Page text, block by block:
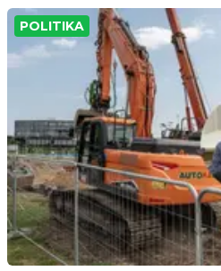
POLITIKA